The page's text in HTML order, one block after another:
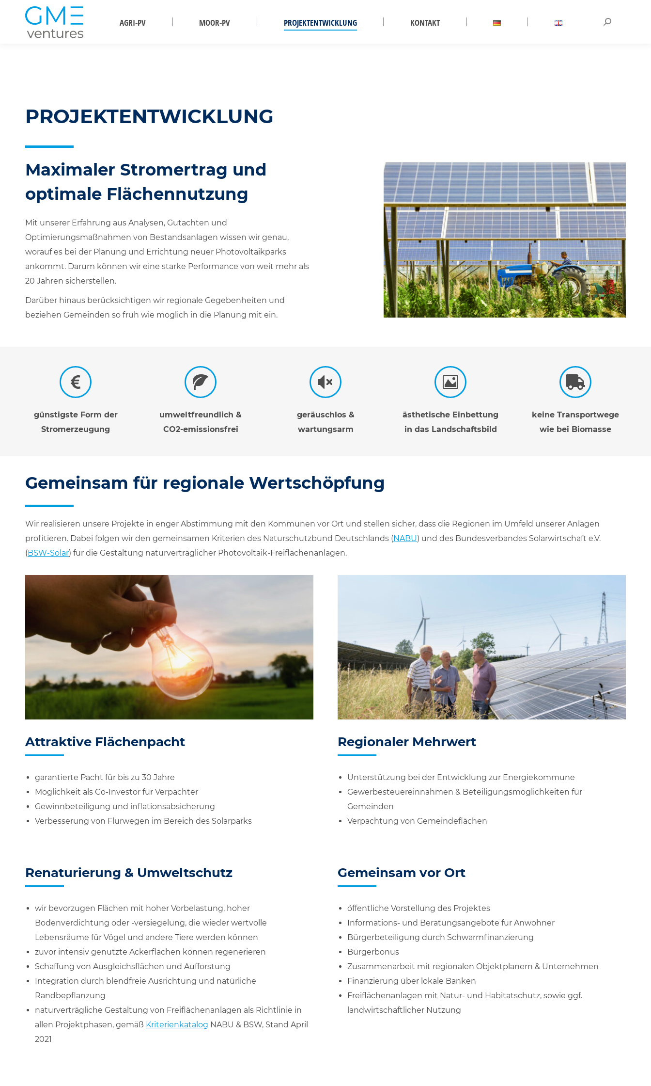
AGRI-PV MOOR-PV PROJEKTENTWICKLUNG KONTAKT Search:
PROJEKTENTWICKLUNG
Maximaler Stromertrag und
optimale Flächennutzung
Mit unserer Erfahrung aus Analysen, Gutachten und
Optimierungsmaßnahmen von Bestandsanlagen wissen wir genau,
worauf es bei der Planung und Errichtung neuer Photovoltaikparks
ankommt. Darum können wir eine starke Performance von weit mehr als
20 Jahren sicherstellen.
Darüber hinaus berücksichtigen wir regionale Gegebenheiten und
beziehen Gemeinden so früh wie möglich in die Planung mit ein.
günstigste Form der
Stromerzeugung
umweltfreundlich &
CO2-emissionsfrei
geräuschlos &
wartungsarm
ästhetische Einbettung
in das Landschaftsbild
keine Transportwege
wie bei Biomasse
Gemeinsam für regionale Wertschöpfung
Wir realisieren unsere Projekte in enger Abstimmung mit den Kommunen vor Ort und stellen sicher, dass die Regionen im Umfeld unserer Anlagen
profitieren. Dabei folgen wir den gemeinsamen Kriterien des Naturschutzbund Deutschlands (NABU) und des Bundesverbandes Solarwirtschaft e.V.
(BSW-Solar) für die Gestaltung naturverträglicher Photovoltaik-Freiflächenanlagen.
Attraktive Flächenpacht
garantierte Pacht für bis zu 30 Jahre
Möglichkeit als Co-Investor für Verpächter
Gewinnbeteiligung und inflationsabsicherung
Verbesserung von Flurwegen im Bereich des Solarparks
Regionaler Mehrwert
Unterstützung bei der Entwicklung zur Energiekommune
Gewerbesteuereinnahmen & Beteiligungsmöglichkeiten für
Gemeinden
Verpachtung von Gemeindeflächen
Renaturierung & Umweltschutz
wir bevorzugen Flächen mit hoher Vorbelastung, hoher
Bodenverdichtung oder -versiegelung, die wieder wertvolle
Lebensräume für Vögel und andere Tiere werden können
zuvor intensiv genutzte Ackerflächen können regenerieren
Schaffung von Ausgleichsflächen und Aufforstung
Integration durch blendfreie Ausrichtung und natürliche
Randbepflanzung
naturverträgliche Gestaltung von Freiflächenanlagen als Richtlinie in
allen Projektphasen, gemäß Kriterienkatalog NABU & BSW, Stand April
2021
Gemeinsam vor Ort
öffentliche Vorstellung des Projektes
Informations- und Beratungsangebote für Anwohner
Bürgerbeteiligung durch Schwarmfinanzierung
Bürgerbonus
Zusammenarbeit mit regionalen Objektplanern & Unternehmen
Finanzierung über lokale Banken
Freiflächenanlagen mit Natur- und Habitatschutz, sowie ggf.
landwirtschaftlicher Nutzung